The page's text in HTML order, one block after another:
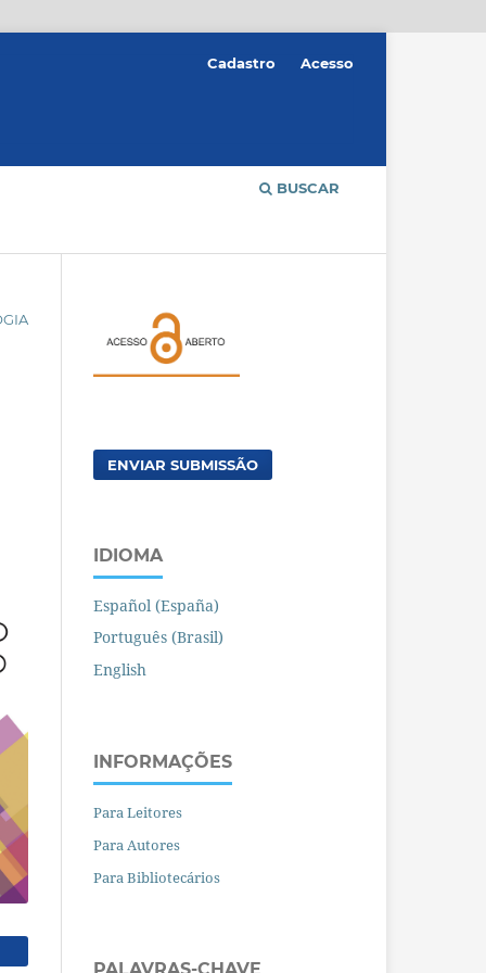
BUSCAR
Cadastro Acesso
ENVIAR SUBMISSÃO
IDIOMA
Español (España)
Português (Brasil)
English
INFORMAÇÕES
Para Leitores
Para Autores
Para Bibliotecários